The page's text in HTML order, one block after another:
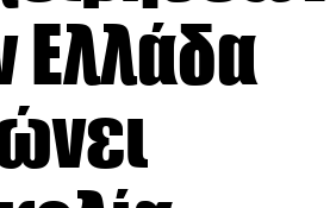
Ελλάδα